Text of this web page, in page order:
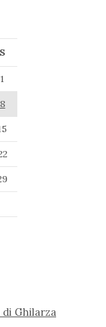
S
1
8
Ghilarza